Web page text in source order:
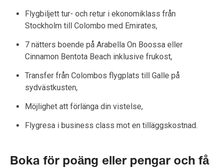
Flygbiljett tur- och retur i ekonomiklass från
Stockholm till Colombo med Emirates,
7 nätters boende på Arabella On Boossa eller
Cinnamon Bentota Beach inklusive frukost,
Transfer från Colombos flygplats till Galle på
sydvästkusten,
Möjlighet att förlänga din vistelse,
Flygresa i business class mot en tilläggskostnad.
Boka för poäng eller pengar och få